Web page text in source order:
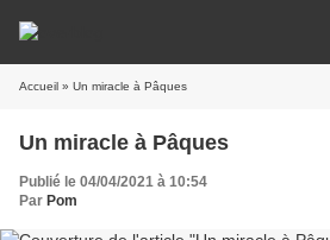
Accueil » Un miracle à Pâques
Un miracle à Pâques
Publié le 04/04/2021 à 10:54
Par Pom